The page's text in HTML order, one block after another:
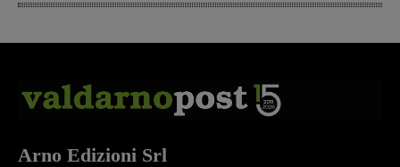
Arno Edizioni Srl